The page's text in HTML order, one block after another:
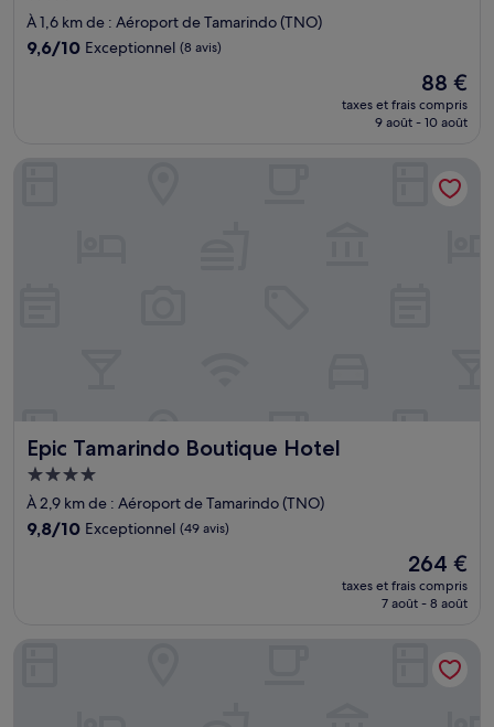
2.5 étoiles
À 1,6 km de : Aéroport de Tamarindo (TNO)
9.6
9,6/10 Exceptionnel (8 avis)
Le
nouveau
prix
de
88 €
88 €
taxes et frais compris
9 août - 10 août
Epic Tamarindo Boutique Hotel
Epic Tamarindo Boutique Hotel
Hébergement
4.0 étoiles
À 2,9 km de : Aéroport de Tamarindo (TNO)
9.8
9,8/10 Exceptionnel (49 avis)
Le
nouveau
prix
264 €
264 €
taxes et frais compris
7 août - 8 août
Hotel Perla de la Playa